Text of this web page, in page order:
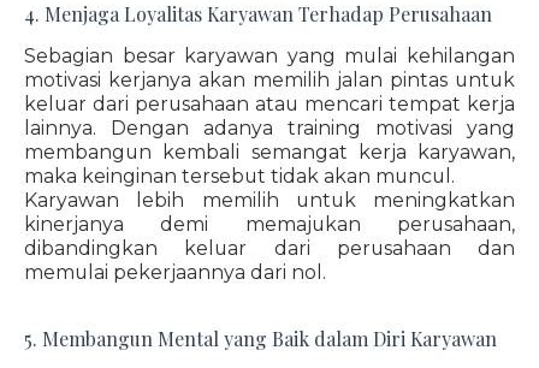
4. Menjaga Loyalitas Karyawan Terhadap Perusahaan
Sebagian besar karyawan yang mulai kehilangan
motivasi kerjanya akan memilih jalan pintas untuk
keluar dari perusahaan atau mencari tempat kerja
lainnya. Dengan adanya training motivasi yang
membangun kembali semangat kerja karyawan,
maka keinginan tersebut tidak akan muncul.
Karyawan lebih memilih untuk meningkatkan
kinerjanya demi memajukan perusahaan,
dibandingkan keluar dari perusahaan dan
memulai pekerjaannya dari nol.
5. Membangun Mental yang Baik dalam Diri Karyawan